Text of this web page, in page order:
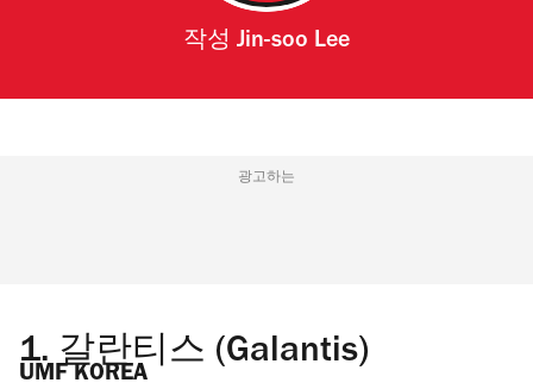
작성 Jin-soo Lee
광고하는
1.갈란티스 (Galantis)
UMF KOREA